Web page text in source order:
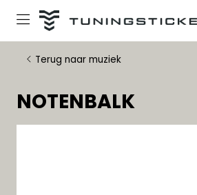
Terug naar muziek
NOTENBALK